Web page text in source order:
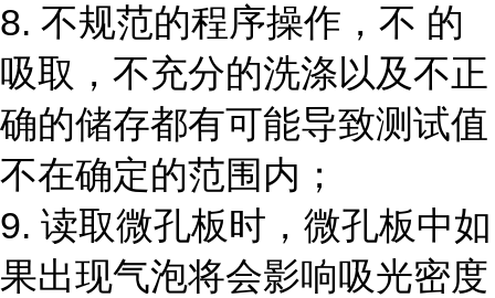
8. 不规范的程序操作，不 的
吸取，不充分的洗涤以及不正
确的储存都有可能导致测试值
不在确定的范围内；
9. 读取微孔板时，微孔板中如
果出现气泡将会影响吸光密度